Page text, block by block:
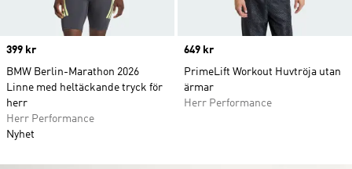
Price
399 kr
BMW Berlin-Marathon 2026
Linne med heltäckande tryck för
herr
Herr Performance
Nyhet
Price
649 kr
PrimeLift Workout Huvtröja utan
ärmar
Herr Performance